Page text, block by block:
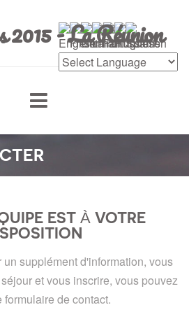
2015 - La Réunion
EST À VOTRE
supplément d'information, vous
et vous inscrire, vous pouvez
formulaire de contact.